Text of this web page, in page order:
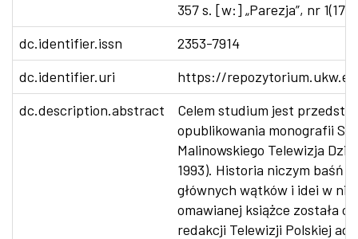
357 s. [w:] „Parezja”, nr
dc.identifier.issn
2353-7914
dc.identifier.uri
https://
dc.description.abstract
Celem studium jest
opublikowania monografii
Malinowskiego Telewizja
1993). Historia niczym baśń
głównych wątków i idei w
omawianej książce została
redakcji Telewizji Polskiej